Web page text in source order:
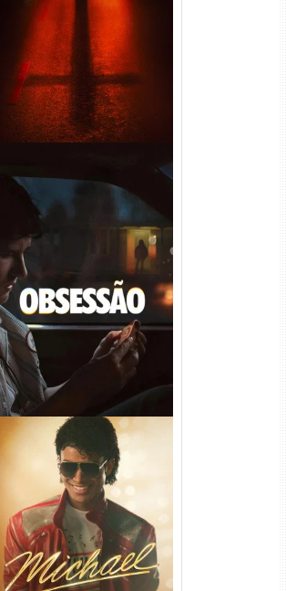
(2026) WEB-DL 1080p Dual
Áudio
Obsessão Torrent (2026)
WEB-DL 1080p/4K Dual
Áudio
Michael Torrent (2026) WEB-
DL 1080p/4K Dual Áudio